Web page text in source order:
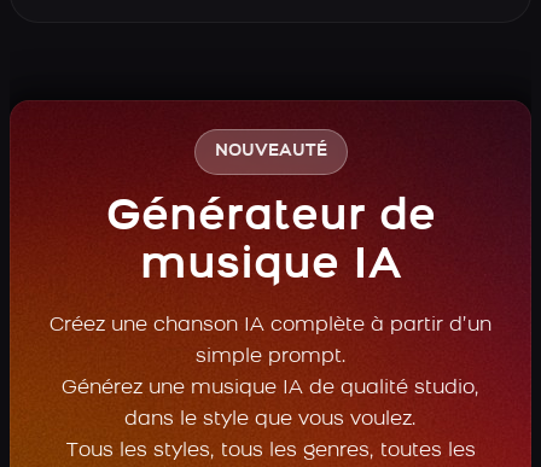
NOUVEAUTÉ
Générateur de
musique IA
Créez une chanson IA complète à partir d’un
simple prompt.
Générez une musique IA de qualité studio,
dans le style que vous voulez.
Tous les styles, tous les genres, toutes les